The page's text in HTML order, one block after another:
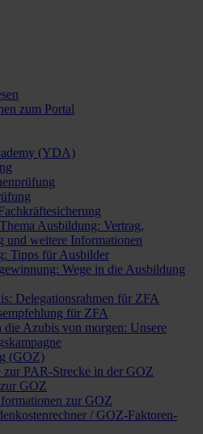
zum Portal
(YDA)
Ausbildung: Vertrag,
und weitere Informationen
Tipps für Ausbilder
Wege in die Ausbildung
Delegationsrahmen für ZFA
für ZFA
die Azubis von morgen: Unsere
(GOZ)
zur PAR-Strecke in der GOZ
GOZ
zur GOZ
/ GOZ-Faktoren-